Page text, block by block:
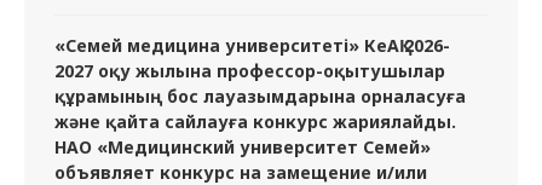
«Семей медицина университеті» КеАҚ 2026-
2027 оқу жылына профессор-оқытушылар
құрамының бос лауазымдарына орналасуға
және қайта сайлауға конкурс жариялайды.
НАО «Медицинский университет Семей»
объявляет конкурс на замещение и/или